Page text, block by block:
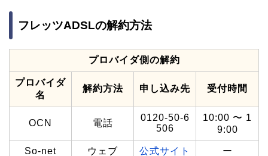
フレッツADSLの解約方法
プロバイダ側の解約
プロバイダ
名
解約方法 申し込み先 受付時間
OCN 電話
0120-50-6
506
10:00 〜 1
9:00
So-net ウェブ 公式サイト ー